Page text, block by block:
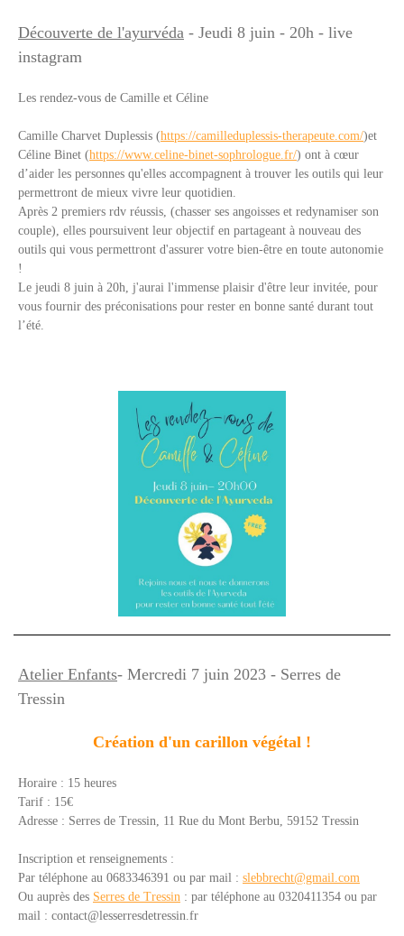
Découverte de l'ayurvéda - Jeudi 8 juin - 20h - live
instagram
Les rendez-vous de Camille et Céline
Camille Charvet Duplessis (https://camilleduplessis-therapeute.com/)et
Céline Binet (https://www.celine-binet-sophrologue.fr/) ont à cœur
d’aider les personnes qu'elles accompagnent à trouver les outils qui leur
permettront de mieux vivre leur quotidien.
Après 2 premiers rdv réussis, (chasser ses angoisses et redynamiser son
couple), elles poursuivent leur objectif en partageant à nouveau des
outils qui vous permettront d'assurer votre bien-être en toute autonomie
!
Le jeudi 8 juin à 20h, j'aurai l'immense plaisir d'être leur invitée, pour
vous fournir des préconisations pour rester en bonne santé durant tout
l’été.
Atelier Enfants- Mercredi 7 juin 2023 - Serres de
Tressin
Création d'un carillon végétal !
Horaire : 15 heures
Tarif : 15€
Adresse : Serres de Tressin, 11 Rue du Mont Berbu, 59152 Tressin
Inscription et renseignements :
Par téléphone au 0683346391 ou par mail : slebbrecht@gmail.com
Ou auprès des Serres de Tressin : par téléphone au 0320411354 ou par
mail : contact@lesserresdetressin.fr